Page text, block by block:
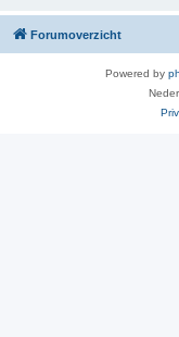
Forumoverzicht
Powered by